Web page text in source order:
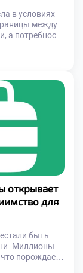
в условиях
между
а потребности
сфере туризма
комфорта и
на репутацию
открывает
для
быть
Миллионы
порождает